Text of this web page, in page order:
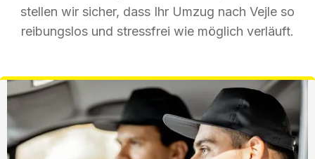
stellen wir sicher, dass Ihr Umzug nach Vejle so
reibungslos und stressfrei wie möglich verläuft.